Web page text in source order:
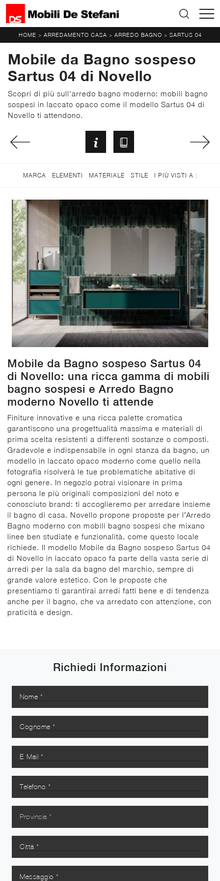
HOME > ARREDAMENTO CASA > ARREDO BAGNO > SARTUS 04
Mobile da Bagno sospeso
Sartus 04 di Novello
Scopri di più sull'arredo bagno moderno: mobili bagno
sospesi in laccato opaco come il modello Sartus 04 di
Novello ti attendono.
MARCA ELEMENTI MATERIALE STILE I PIÙ VISTI A :
Mobile da Bagno sospeso Sartus 04
di Novello: una ricca gamma di mobili
bagno sospesi e Arredo Bagno
moderno Novello ti attende
Finiture innovative e una ricca palette cromatica
garantiscono una progettualità massima e materiali di
prima scelta resistenti a differenti sostanze o composti.
Gradevole e indispensabile in ogni stanza da bagno, un
modello in laccato opaco moderno come quello nella
fotografia risolverà le tue problematiche abitative di
ogni genere. In negozio potrai visionare in prima
persona le più originali composizioni del noto e
conosciuto brand: ti accoglieremo per arredare insieme
il bagno di casa. Novello propone proposte per l’Arredo
Bagno moderno con mobili bagno sospesi che mixano
linee ben studiate e funzionalità, come questo locale
richiede. Il modello Mobile da Bagno sospeso Sartus 04
di Novello in laccato opaco fa parte della vasta serie di
arredi per la sala da bagno del marchio, sempre di
grande valore estetico. Con le proposte che
presentiamo ti garantirai arredi fatti bene e di tendenza
anche per il bagno, che va arredato con attenzione, con
praticità e design.
Richiedi Informazioni